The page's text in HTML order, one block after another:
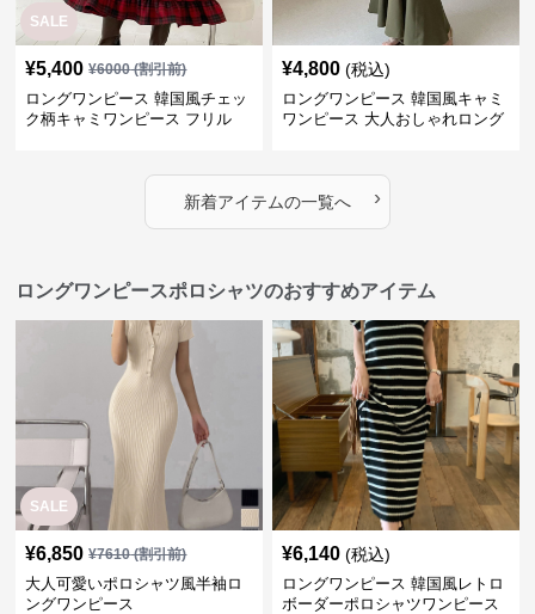
SALE
¥5,400 ¥6000(割引前)
ロングワンピース 韓国風チェッ
ク柄キャミワンピース フリル
¥4,800 (税込)
ロングワンピース 韓国風キャミ
ワンピース 大人おしゃれロング
新着アイテムの一覧へ ›
ロングワンピースポロシャツのおすすめアイテム
SALE
¥6,850 ¥7610(割引前)
大人可愛いポロシャツ風半袖ロ
ングワンピース
¥6,140 (税込)
ロングワンピース 韓国風レトロ
ボーダーポロシャツワンピース